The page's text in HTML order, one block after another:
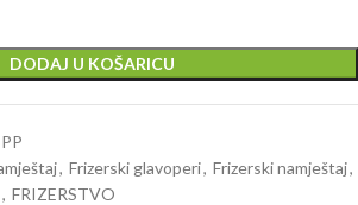
DODAJ U KOŠARICU
, Frizerski glavoperi, Frizerski namještaj,
, FRIZERSTVO